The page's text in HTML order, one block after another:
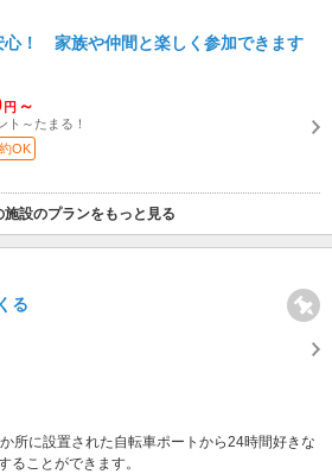
心！ 家族や仲間と楽しく参加できます
円 ～
ト～たまる！
OK
施設のプランをもっと見る
る
所に設置された自転車ポートから24時間好きな
ることができます。